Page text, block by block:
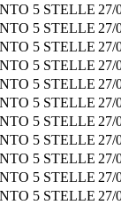
5 STELLE 27/
5 STELLE 27/
5 STELLE 27/
5 STELLE 27/
5 STELLE 27/
5 STELLE 27/
5 STELLE 27/
5 STELLE 27/
5 STELLE 27/
5 STELLE 27/
5 STELLE 27/